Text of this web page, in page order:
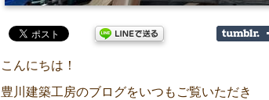
こんにちは！
豊川建築工房のブログをいつもご覧いただき